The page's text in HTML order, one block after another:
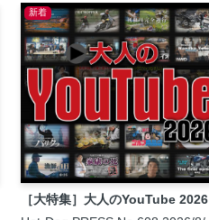
新着
［大特集］大人のYouTube 2026